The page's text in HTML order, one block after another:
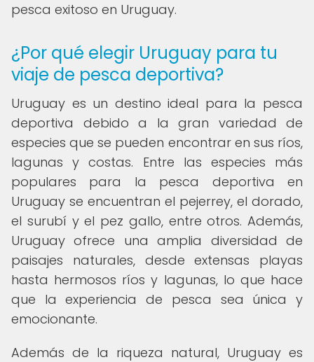
pesca exitoso en Uruguay.
¿Por qué elegir Uruguay para tu
viaje de pesca deportiva?
Uruguay es un destino ideal para la pesca
deportiva debido a la gran variedad de
especies que se pueden encontrar en sus ríos,
lagunas y costas. Entre las especies más
populares para la pesca deportiva en
Uruguay se encuentran el pejerrey, el dorado,
el surubí y el pez gallo, entre otros. Además,
Uruguay ofrece una amplia diversidad de
paisajes naturales, desde extensas playas
hasta hermosos ríos y lagunas, lo que hace
que la experiencia de pesca sea única y
emocionante.
Además de la riqueza natural, Uruguay es